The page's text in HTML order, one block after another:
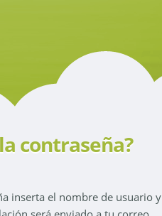
contraseña?
inserta el nombre de usuario y